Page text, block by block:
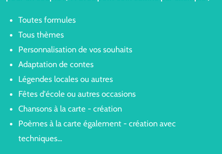
Toutes formules
Tous thèmes
Personnalisation de vos souhaits
Adaptation de contes
Légendes locales ou autres
Fêtes d'école ou autres occasions
Chansons à la carte - création
Poèmes à la carte également - création avec
techniques...